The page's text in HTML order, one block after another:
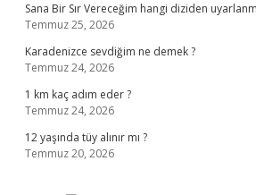
Sana Bir Sır Vereceğim hangi diziden
Temmuz 25, 2026
Karadenizce sevdiğim ne demek ?
Temmuz 24, 2026
1 km kaç adım eder ?
Temmuz 24, 2026
12 yaşında tüy alınır mı ?
Temmuz 20, 2026